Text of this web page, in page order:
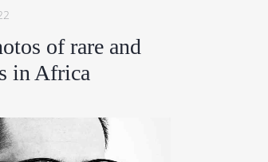
of rare and
in Africa